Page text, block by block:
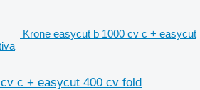
Krone easycut b 1000 cv c + easycut
c + easycut 400 cv fold